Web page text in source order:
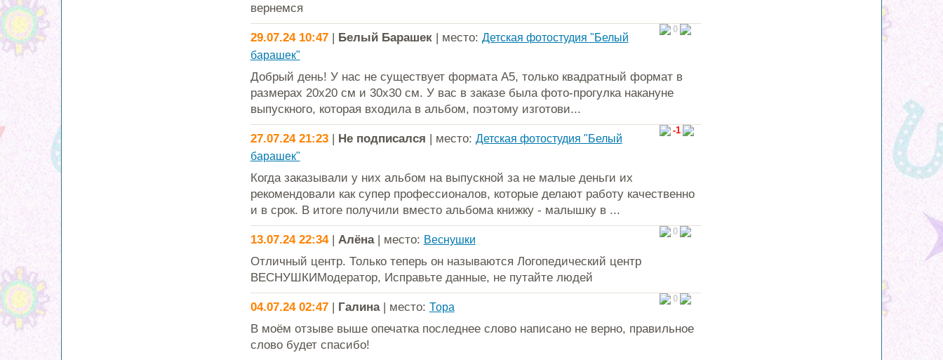
вернемся
0
29.07.24 10:47| Белый Барашек| место: Детская фотостудия "Белый
барашек"
Добрый день! У нас не существует формата А5, только квадратный формат в
размерах 20х20 см и 30х30 см. У вас в заказе была фото-прогулка накануне
выпускного, которая входила в альбом, поэтому изготови...
-1
27.07.24 21:23| Не подписался | место: Детская фотостудия "Белый
барашек"
Когда заказывали у них альбом на выпускной за не малые деньги их
рекомендовали как супер профессионалов, которые делают работу качественно
и в срок. В итоге получили вместо альбома книжку - малышку в ...
0
13.07.24 22:34| Алёна | место: Веснушки
Отличный центр. Только теперь он называются Логопедический центр
ВЕСНУШКИМодератор, Исправьте данные, не путайте людей
0
04.07.24 02:47| Галина| место: Тора
В моём отзыве выше опечатка последнее слово написано не верно, правильное
слово будет спасибо!